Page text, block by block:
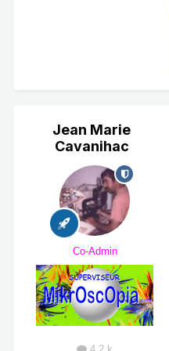
Jean Marie
Cavanihac
Co-Admin